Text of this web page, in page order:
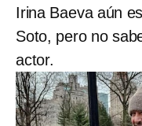
Irina Baeva aún
Soto, pero no
actor.